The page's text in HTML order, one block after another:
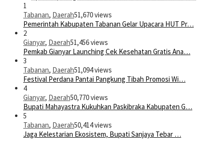
1
Tabanan, Daerah51,670 views
Pemerintah Kabupaten Tabanan Gelar Upacara HUT Pr…
2
Gianyar, Daerah51,456 views
Pemkab Gianyar Launching Cek Kesehatan Gratis Ana…
3
Tabanan, Daerah51,094 views
Festival Perdana Pantai Pangkung Tibah Promosi Wi…
4
Gianyar, Daerah50,770 views
Bupati Mahayastra Kukuhkan Paskibraka Kabupaten G…
5
Tabanan, Daerah50,414 views
Jaga Kelestarian Ekosistem, Bupati Sanjaya Tebar …